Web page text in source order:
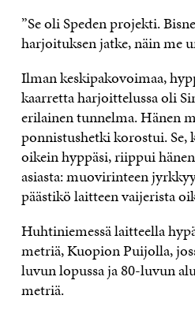
”Se oli Speden projekti.
harjoituksen jatke, näin me
Ilman keskipakovoimaa,
kaarretta harjoittelussa oli
erilainen tunnelma. Hänen
ponnistushetki korostui.
oikein hyppäsi, riippui
asiasta: muovirinteen
päästikö laitteen vaijerista
Huhtiniemessä laitteella
metriä, Kuopion Puijolla,
luvun lopussa ja 80-luvun
metriä.